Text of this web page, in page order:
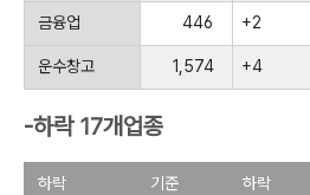
금융업 446 +2
운수창고 1,574 +4
-하락 17개업종
하락 기준 하락